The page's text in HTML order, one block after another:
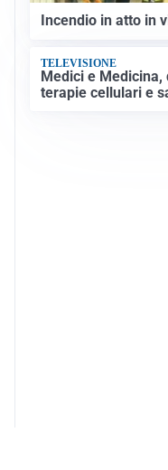
Incendio in atto in
TELEVISIONE
Medici e
terapie cellulari e